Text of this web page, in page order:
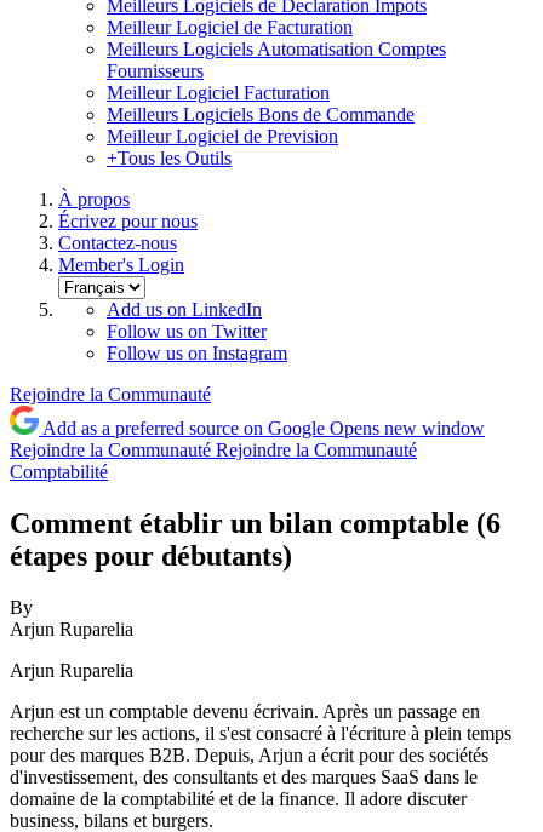
Meilleurs Logiciels de Declaration Impots
Meilleur Logiciel de Facturation
Meilleurs Logiciels Automatisation Comptes
Fournisseurs
Meilleur Logiciel Facturation
Meilleurs Logiciels Bons de Commande
Meilleur Logiciel de Prevision
+Tous les Outils
À propos
Écrivez pour nous
Contactez-nous
Member's Login
Add us on LinkedIn
Follow us on Twitter
Follow us on Instagram
Rejoindre la Communauté
Add as a preferred source on Google Opens new window
Rejoindre la Communauté Rejoindre la Communauté
Comptabilité
Comment établir un bilan comptable (6
étapes pour débutants)
By
Arjun Ruparelia
Arjun Ruparelia
Arjun est un comptable devenu écrivain. Après un passage en
recherche sur les actions, il s'est consacré à l'écriture à plein temps
pour des marques B2B. Depuis, Arjun a écrit pour des sociétés
d'investissement, des consultants et des marques SaaS dans le
domaine de la comptabilité et de la finance. Il adore discuter
business, bilans et burgers.